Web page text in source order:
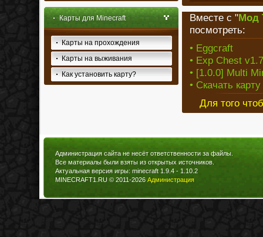
Карты для Minecraft
Карты на прохождения
Карты на выживания
Как установить карту?
Вместе с "Мод
посмотреть:
• Eggcraft
• Exp Chest
• [1.0.0] Multi
• Скачать
Для того
Администрация сайта не несёт ответственности за файлы.
Все материалы были взяты из открытых источников.
Актуальная версия игры: minecraft 1.9.4 - 1.10.2
MINECRAFT1.RU © 2011-2026 Администрация